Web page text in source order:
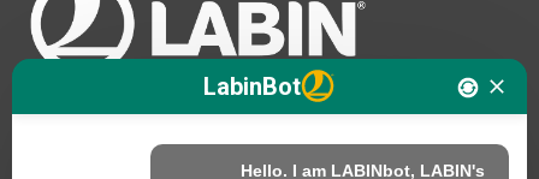
LabinBot
Hello. I am LABINbot, LABIN's